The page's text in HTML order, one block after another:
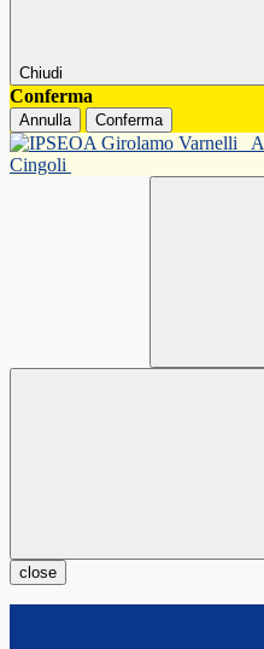
Chiudi
Conferma
Annulla Conferma
Cingoli
close